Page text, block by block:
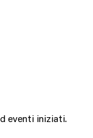
eventi iniziati.